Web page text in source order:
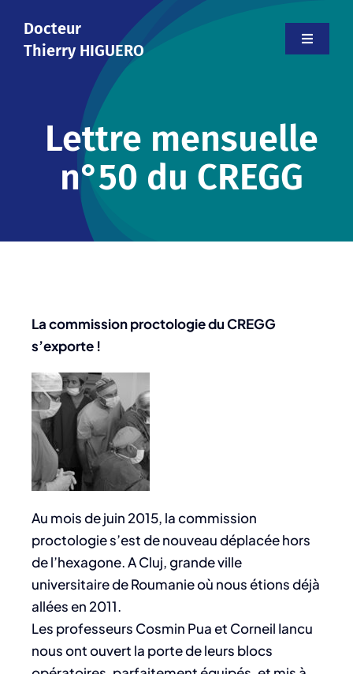
content
Docteur
Thierry HIGUERO
Toggle
Le cabinet
Votre médecin
Informations
Prendre rendez-vous
Lettre mensuelle
n°50 du CREGG
La commission proctologie du CREGG
s’exporte !
Au mois de juin 2015, la commission
proctologie s’est de nouveau déplacée hors
de l’hexagone. A Cluj, grande ville
universitaire de Roumanie où nous étions déjà
allées en 2011.
Les professeurs Cosmin Pua et Corneil Iancu
nous ont ouvert la porte de leurs blocs